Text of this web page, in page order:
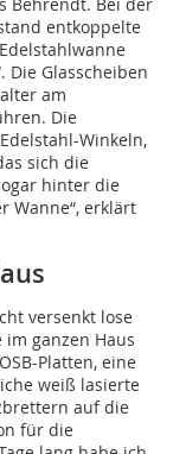
Behrendt. Bei der
entkoppelte
Die Glasscheiben
am
Die
Winkeln,
sich die
hinter die
Wanne“, erklärt
versenkt lose
ganzen Haus
Platten, eine
weiß lasierte
auf die
für die